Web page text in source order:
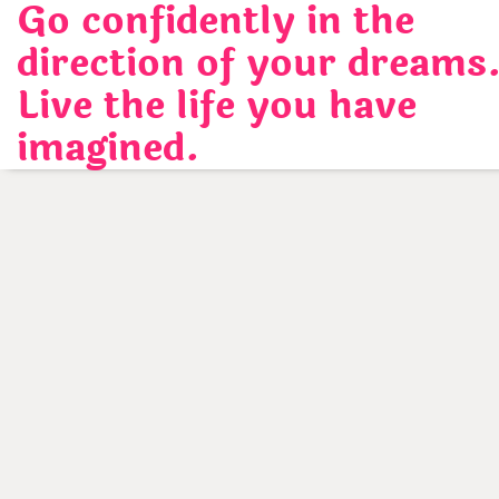
Skip
content
Go confidently in the
direction of your
Live the life you have
imagined.